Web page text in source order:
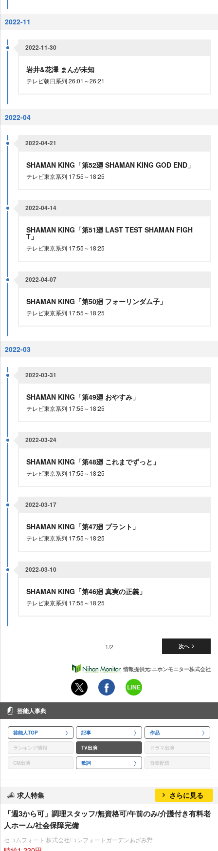
2022-11
2022-11-30
井&花澤 まんが未知
テレビ朝日系列 26:01～26:21
2022-04
2022-04-21
SHAMAN KING「第52廻 SHAMAN KING GOD END」
テレビ東京系列 17:55～18:25
2022-04-14
SHAMAN KING「第51廻 LAST TEST SHAMAN FIGH
T」
テレビ東京系列 17:55～18:25
2022-04-07
SHAMAN KING「第50廻 フォーリンダム子」
テレビ東京系列 17:55～18:25
2022-03
2022-03-31
SHAMAN KING「第49廻 おやすみ」
テレビ東京系列 17:55～18:25
2022-03-24
SHAMAN KING「第48廻 これまでずっと」
テレビ東京系列 17:55～18:25
2022-03-17
SHAMAN KING「第47廻 プラント」
テレビ東京系列 17:55～18:25
2022-03-10
SHAMAN KING「第46廻 真実の正義」
テレビ東京系列 17:55～18:25
次へ
1/2
情報提供元:ニホンモニター株式会社
芸能人事典
芸能人TOP 記事 作品
ランキング情報 TV出演 ドラマ出演
CM出演 歌詞 音楽配信
求人特集 さらに見る
「週3から可」調理スタッフ/無資格可/午前のみ/介護付き有料老
人ホーム/社会保障完備
セコムフォート 株式会社/コンフォートガーデンあざみ野